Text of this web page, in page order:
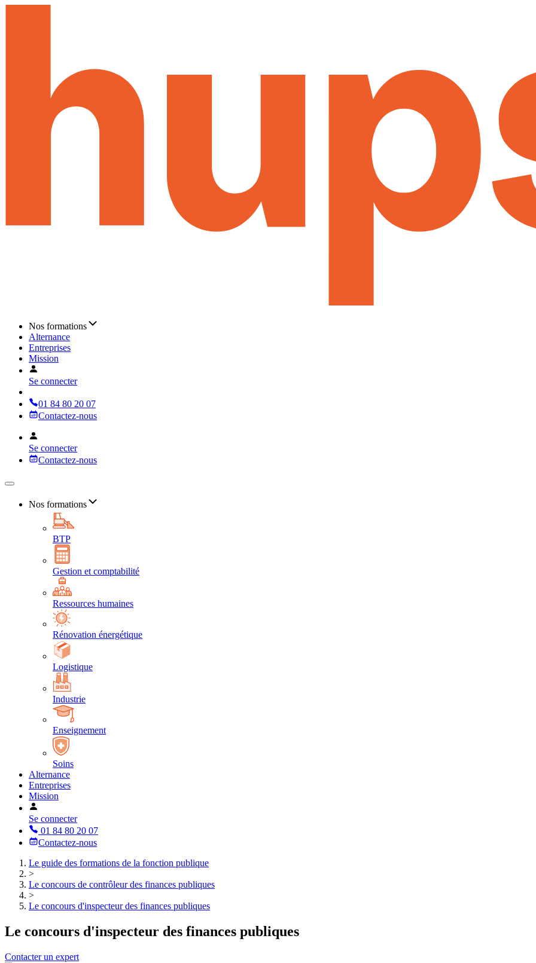
Nos formations
Alternance
Entreprises
Mission
Se connecter
01 84 80 20 07
Contactez-nous
Se connecter
Contactez-nous
Nos formations
BTP
Gestion et comptabilité
Ressources humaines
Rénovation énergétique
Logistique
Industrie
Enseignement
Soins
Alternance
Entreprises
Mission
Se connecter
01 84 80 20 07
Contactez-nous
Le guide des formations de la fonction publique
>
Le concours de contrôleur des finances publiques
>
Le concours d'inspecteur des finances publiques
Le concours d'inspecteur des finances publiques
Contacter un expert